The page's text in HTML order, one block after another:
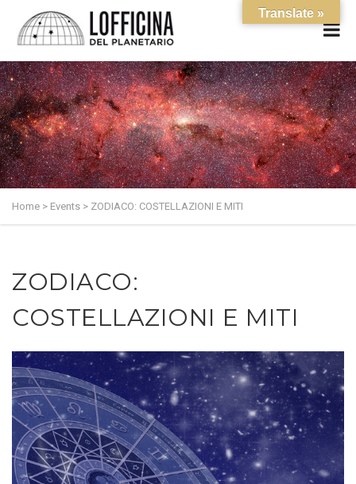
Home > Events > ZODIACO: COSTELLAZIONI E MITI
ZODIACO:
COSTELLAZIONI E MITI
Translate »